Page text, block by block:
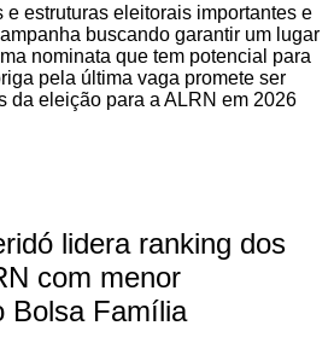
e estruturas eleitorais importantes e
buscando garantir um lugar
nominata que tem potencial para
pela última vaga promete ser
da eleição para a ALRN em 2026
lidera ranking dos
com menor
Bolsa Família